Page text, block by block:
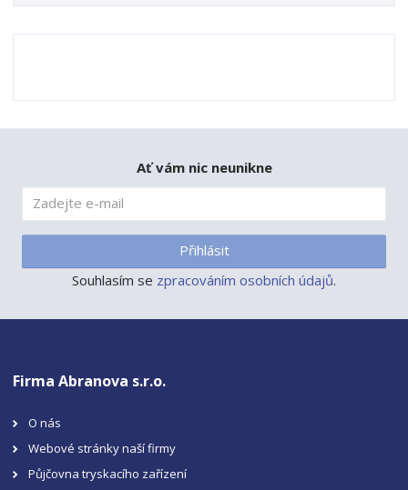
Ať vám nic neunikne
Přihlásit
Souhlasím se zpracováním osobních údajů.
Firma Abranova s.r.o.
O nás
Webové stránky naší firmy
Půjčovna tryskacího zařízení